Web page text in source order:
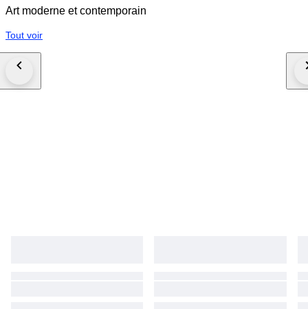
Art moderne et contemporain
Tout voir